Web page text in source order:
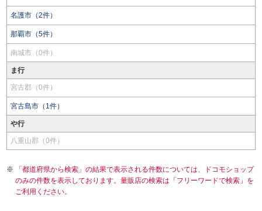
名護市（2件）
那覇市（5件）
南城市（0件）
ま行
宮古郡（0件）
宮古島市（1件）
や行
八重山郡（0件）
「都道府県から検索」の結果で表示される件数については、ドコモショップ
のみの件数を表示しております。量販店の検索は「フリーワードで検索」を
ご利用ください。